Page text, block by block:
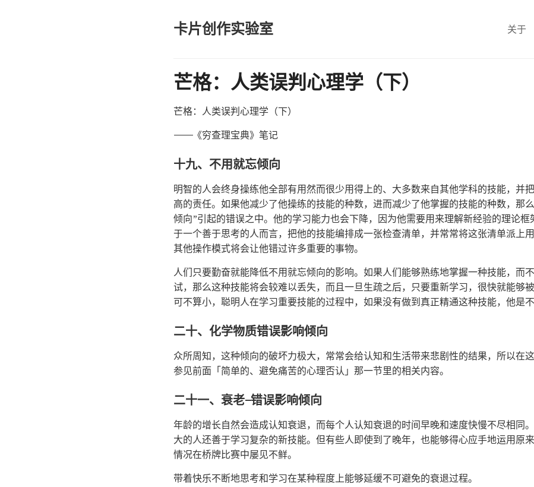
卡片创作实验室 关于
芒格：人类误判心理学（下）
芒格：人类误判心理学（下）
————《穷查理宝典》笔记
十九、不用就忘倾向
明智的人会终身操练他全部有用然而很少用得上的、大多数来自其他学科的技能，并
高的责任。如果他减少了他操练的技能的种数，进而减少了他掌握的技能的种数，那
倾向”引起的错误之中。他的学习能力也会下降，因为他需要用来理解新经验的理论框
于一个善于思考的人而言，把他的技能编排成一张检查清单，并常常将这张清单派上
其他操作模式将会让他错过许多重要的事物。
人们只要勤奋就能降低不用就忘倾向的影响。如果人们能够熟练地掌握一种技能，而
试，那么这种技能将会较难以丢失，而且一旦生疏之后，只要重新学习，很快就能够
可不算小，聪明人在学习重要技能的过程中，如果没有做到真正精通这种技能，他是不
二十、化学物质错误影响倾向
众所周知，这种倾向的破坏力极大，常常会给认知和生活带来悲剧性的结果，所以在
参见前面「简单的、避免痛苦的心理否认」那一节里的相关内容。
二十一、衰老—错误影响倾向
年龄的增长自然会造成认知衰退，而每个人认知衰退的时间早晚和速度快慢不尽相同
大的人还善于学习复杂的新技能。但有些人即使到了晚年，也能够得心应手地运用原
情况在桥牌比赛中屡见不鲜。
带着快乐不断地思考和学习在某种程度上能够延缓不可避免的衰退过程。